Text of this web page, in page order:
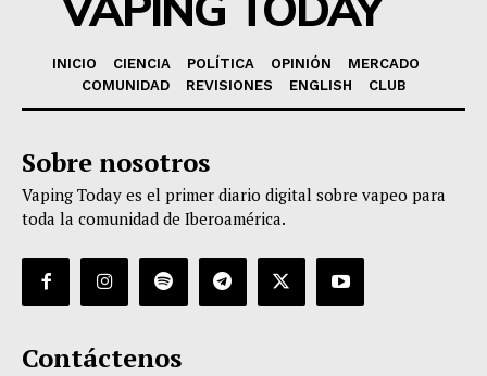
INICIO CIENCIA POLÍTICA OPINIÓN
MERCADO
COMUNIDAD
REVISIONES ENGLISH CLUB
Sobre nosotros
Vaping Today es el primer diario digital sobre vapeo para
toda la comunidad de Iberoamérica.
Contáctenos